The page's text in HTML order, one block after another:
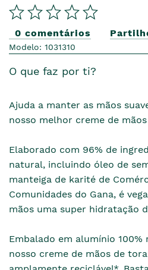
0 comentários
Modelo: 1031310
O que faz por ti?
Ajuda a manter as mãos
nosso melhor creme de
Elaborado com 96% de
natural, incluindo óleo de
manteiga de karité de
Comunidades do Gana, é
mãos uma super hidratação
Embalado em alumínio
nosso creme de mãos de